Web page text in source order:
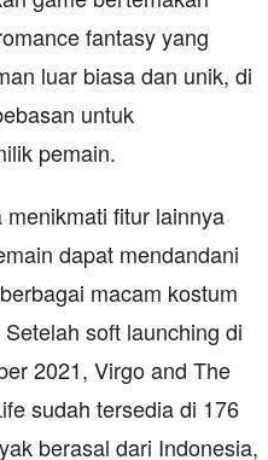
fantasy yang
luar biasa dan unik, di
untuk
pemain.
fitur lainnya
dapat mendandani
macam kostum
soft launching di
2021, Virgo and The
sudah tersedia di 176
berasal dari Indonesia,